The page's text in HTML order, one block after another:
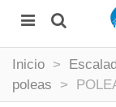
Inicio >
poleas
>